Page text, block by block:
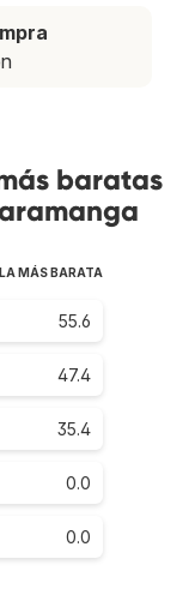
baratas
MÁS BARATA
55.6
47.4
35.4
0.0
0.0